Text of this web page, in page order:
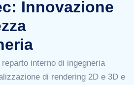
Innovazione
interno di ingegneria
di rendering 2D e 3D e